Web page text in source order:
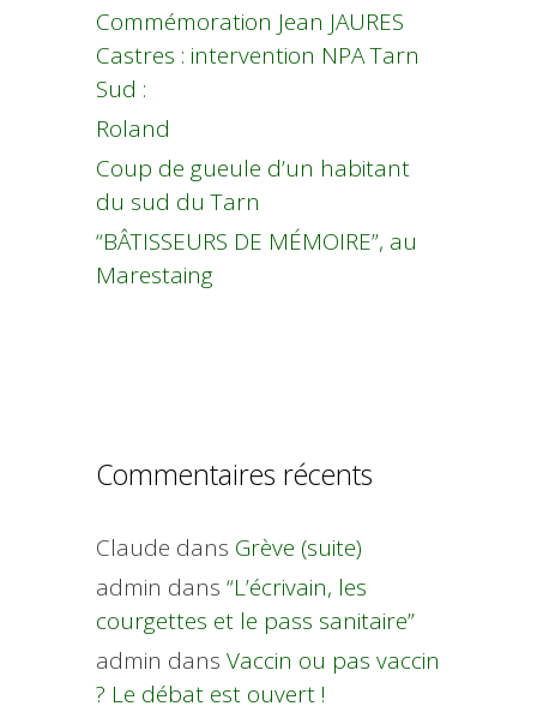
Commémoration Jean JAURES
Castres : intervention NPA Tarn
Sud :
Roland
Coup de gueule d’un habitant
du sud du Tarn
“BÂTISSEURS DE MÉMOIRE”, au
Marestaing
Commentaires récents
Claude dans Grève (suite)
admin dans “L’écrivain, les
courgettes et le pass sanitaire”
admin dans Vaccin ou pas vaccin
? Le débat est ouvert !